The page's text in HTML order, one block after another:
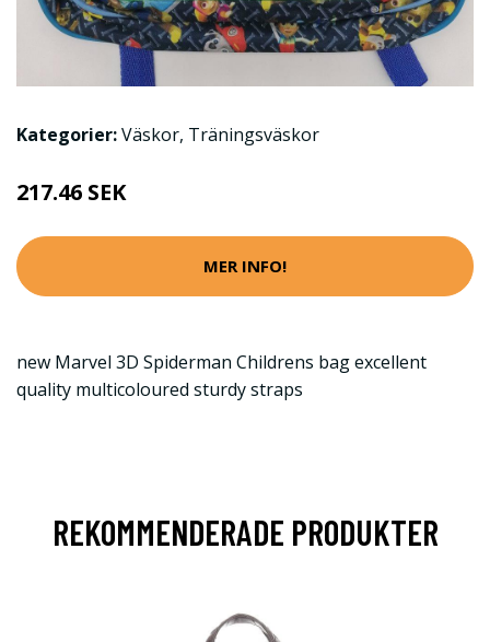
Kategorier:Väskor, Träningsväskor
217.46 SEK
MER INFO!
new Marvel 3D Spiderman Childrens bag excellent
quality multicoloured sturdy straps
REKOMMENDERADE PRODUKTER